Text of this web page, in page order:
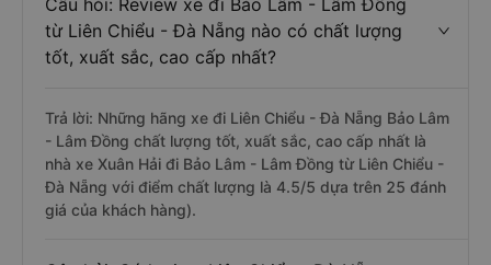
Câu hỏi: Review xe đi Bảo Lâm - Lâm Đồng
từ Liên Chiểu - Đà Nẵng nào có chất lượng
tốt, xuất sắc, cao cấp nhất?
Trả lời: Những hãng xe đi Liên Chiểu - Đà Nẵng Bảo Lâm
- Lâm Đồng chất lượng tốt, xuất sắc, cao cấp nhất là
nhà xe Xuân Hải đi Bảo Lâm - Lâm Đồng từ Liên Chiểu -
Đà Nẵng với điểm chất lượng là 4.5/5 dựa trên 25 đánh
giá của khách hàng).